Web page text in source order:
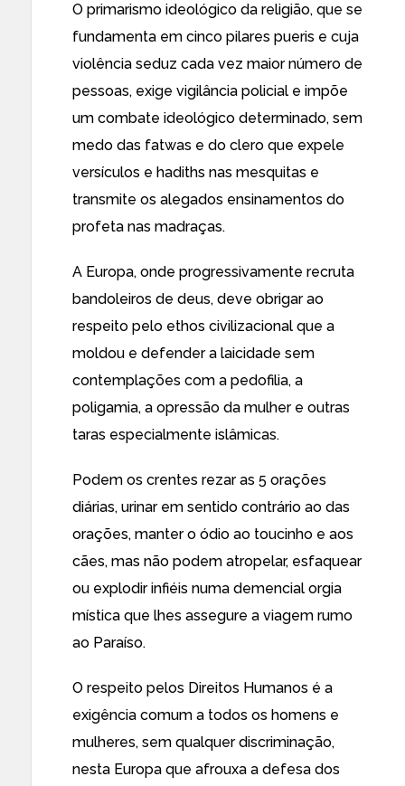
O primarismo ideológico da religião, que se
fundamenta em cinco pilares pueris e cuja
violência seduz cada vez maior número de
pessoas, exige vigilância policial e impõe
um combate ideológico determinado, sem
medo das fatwas e do clero que expele
versículos e hadiths nas mesquitas e
transmite os alegados ensinamentos do
profeta nas madraças.
A Europa, onde progressivamente recruta
bandoleiros de deus, deve obrigar ao
respeito pelo ethos civilizacional que a
moldou e defender a laicidade sem
contemplações com a pedofilia, a
poligamia, a opressão da mulher e outras
taras especialmente islâmicas.
Podem os crentes rezar as 5 orações
diárias, urinar em sentido contrário ao das
orações, manter o ódio ao toucinho e aos
cães, mas não podem atropelar, esfaquear
ou explodir infiéis numa demencial orgia
mística que lhes assegure a viagem rumo
ao Paraíso.
O respeito pelos Direitos Humanos é a
exigência comum a todos os homens e
mulheres, sem qualquer discriminação,
nesta Europa que afrouxa a defesa dos